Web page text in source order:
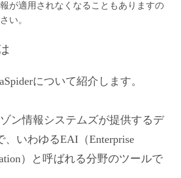
が適用されなくなることもありますの
い。
について紹介します。
ン情報システムズが提供するデ
、いわゆるEAI（Enterprise
）と呼ばれる分野のツールで